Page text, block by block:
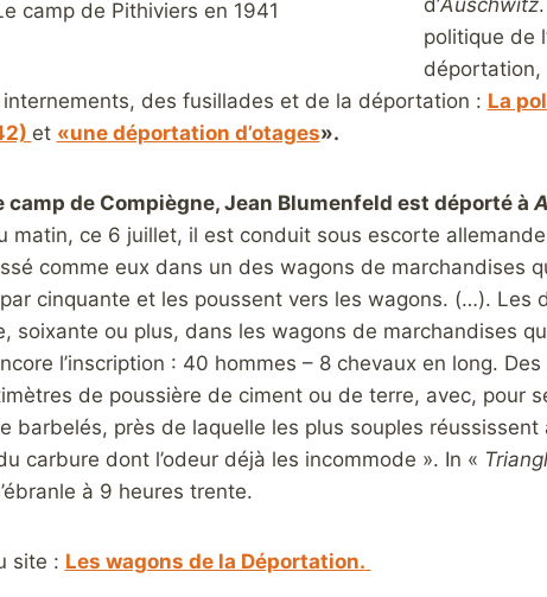
camp de Pithiviers en 1941
d’Auschwitz
politique de
déportation,
des fusillades et de la déportation : La
et «une déportation d’otages».
camp de Compiègne, Jean Blumenfeld est déporté à
matin, ce 6 juillet, il est conduit sous escorte
comme eux dans un des wagons de marchandises
cinquante et les poussent vers les wagons. (…). Les
soixante ou plus, dans les wagons de marchandises
l’inscription : 40 hommes – 8 chevaux en long.
de poussière de ciment ou de terre, avec, pour
barbelés, près de laquelle les plus souples
carbure dont l’odeur déjà les incommode ». In «
à 9 heures trente.
site : Les wagons de la Déportation.